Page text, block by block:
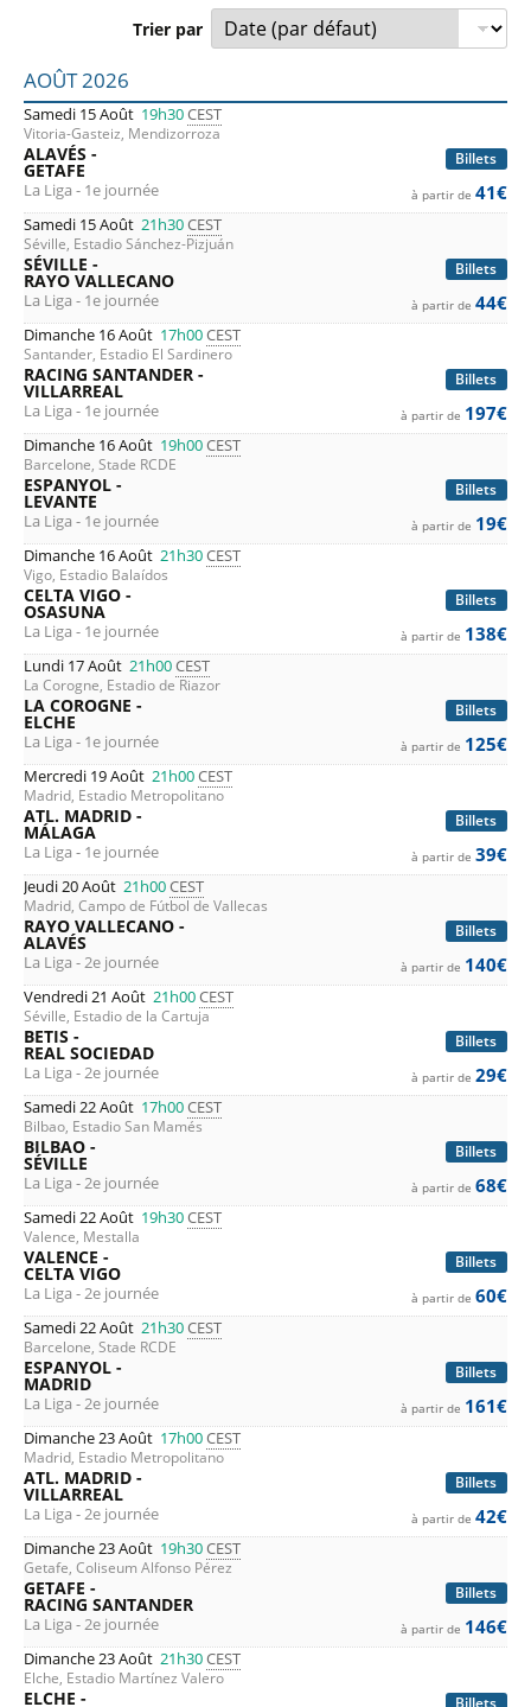
Trier par
Liste des prochains matchs : La Liga. Colonne 1 : date,
AOÛT 2026
Samedi 15 Août 19h30CEST
Vitoria-Gasteiz, Mendizorroza
Billets
ALAVÉS -
GETAFE
La Liga - 1e journée à partir de 41€
Samedi 15 Août 21h30CEST
Séville, Estadio Sánchez-Pizjuán
Billets
SÉVILLE -
RAYO VALLECANO
La Liga - 1e journée à partir de 44€
Dimanche 16 Août 17h00CEST
Santander, Estadio El Sardinero
Billets
RACING SANTANDER -
VILLARREAL
La Liga - 1e journée à partir de 197€
Dimanche 16 Août 19h00CEST
Barcelone, Stade RCDE
Billets
ESPANYOL -
LEVANTE
La Liga - 1e journée à partir de 19€
Dimanche 16 Août 21h30CEST
Vigo, Estadio Balaídos
Billets
CELTA VIGO -
OSASUNA
La Liga - 1e journée à partir de 138€
Lundi 17 Août 21h00CEST
La Corogne, Estadio de Riazor
Billets
LA COROGNE -
ELCHE
La Liga - 1e journée à partir de 125€
Mercredi 19 Août 21h00CEST
Madrid, Estadio Metropolitano
Billets
ATL. MADRID -
MÁLAGA
La Liga - 1e journée à partir de 39€
Jeudi 20 Août 21h00CEST
Madrid, Campo de Fútbol de Vallecas
Billets
RAYO VALLECANO -
ALAVÉS
La Liga - 2e journée à partir de 140€
Vendredi 21 Août 21h00CEST
Séville, Estadio de la Cartuja
Billets
BETIS -
REAL SOCIEDAD
La Liga - 2e journée à partir de 29€
Samedi 22 Août 17h00CEST
Bilbao, Estadio San Mamés
Billets
BILBAO -
SÉVILLE
La Liga - 2e journée à partir de 68€
Samedi 22 Août 19h30CEST
Valence, Mestalla
Billets
VALENCE -
CELTA VIGO
La Liga - 2e journée à partir de 60€
Samedi 22 Août 21h30CEST
Barcelone, Stade RCDE
Billets
ESPANYOL -
MADRID
La Liga - 2e journée à partir de 161€
Dimanche 23 Août 17h00CEST
Madrid, Estadio Metropolitano
Billets
ATL. MADRID -
VILLARREAL
La Liga - 2e journée à partir de 42€
Dimanche 23 Août 19h30CEST
Getafe, Coliseum Alfonso Pérez
Billets
GETAFE -
RACING SANTANDER
La Liga - 2e journée à partir de 146€
Dimanche 23 Août 21h30CEST
Elche, Estadio Martínez Valero
ELCHE -